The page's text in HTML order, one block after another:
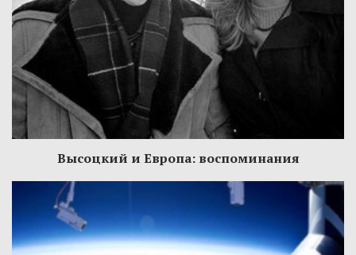
Высоцкий и Европа: воспоминания